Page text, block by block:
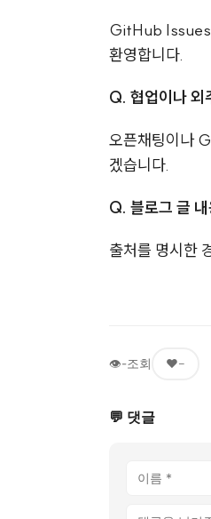
GitHub Issues
환영합니다.
Q. 협업이나 외
오픈채팅이나
겠습니다.
Q. 블로그 글
출처를 명시한
👁-조회 ❤️-
💬 댓글